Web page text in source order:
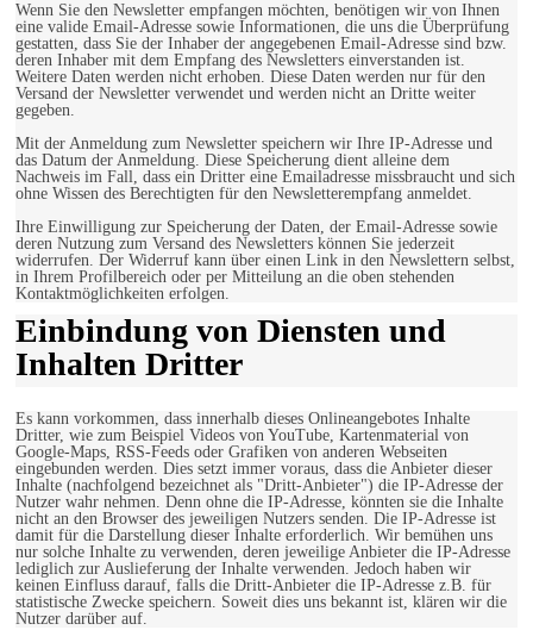
Wenn Sie den Newsletter empfangen möchten, benötigen wir von Ihnen
eine valide Email-Adresse sowie Informationen, die uns die Überprüfung
gestatten, dass Sie der Inhaber der angegebenen Email-Adresse sind bzw.
deren Inhaber mit dem Empfang des Newsletters einverstanden ist.
Weitere Daten werden nicht erhoben. Diese Daten werden nur für den
Versand der Newsletter verwendet und werden nicht an Dritte weiter
gegeben.
Mit der Anmeldung zum Newsletter speichern wir Ihre IP-Adresse und
das Datum der Anmeldung. Diese Speicherung dient alleine dem
Nachweis im Fall, dass ein Dritter eine Emailadresse missbraucht und sich
ohne Wissen des Berechtigten für den Newsletterempfang anmeldet.
Ihre Einwilligung zur Speicherung der Daten, der Email-Adresse sowie
deren Nutzung zum Versand des Newsletters können Sie jederzeit
widerrufen. Der Widerruf kann über einen Link in den Newslettern selbst,
in Ihrem Profilbereich oder per Mitteilung an die oben stehenden
Kontaktmöglichkeiten erfolgen.
Einbindung von Diensten und
Inhalten Dritter
Es kann vorkommen, dass innerhalb dieses Onlineangebotes Inhalte
Dritter, wie zum Beispiel Videos von YouTube, Kartenmaterial von
Google-Maps, RSS-Feeds oder Grafiken von anderen Webseiten
eingebunden werden. Dies setzt immer voraus, dass die Anbieter dieser
Inhalte (nachfolgend bezeichnet als "Dritt-Anbieter") die IP-Adresse der
Nutzer wahr nehmen. Denn ohne die IP-Adresse, könnten sie die Inhalte
nicht an den Browser des jeweiligen Nutzers senden. Die IP-Adresse ist
damit für die Darstellung dieser Inhalte erforderlich. Wir bemühen uns
nur solche Inhalte zu verwenden, deren jeweilige Anbieter die IP-Adresse
lediglich zur Auslieferung der Inhalte verwenden. Jedoch haben wir
keinen Einfluss darauf, falls die Dritt-Anbieter die IP-Adresse z.B. für
statistische Zwecke speichern. Soweit dies uns bekannt ist, klären wir die
Nutzer darüber auf.